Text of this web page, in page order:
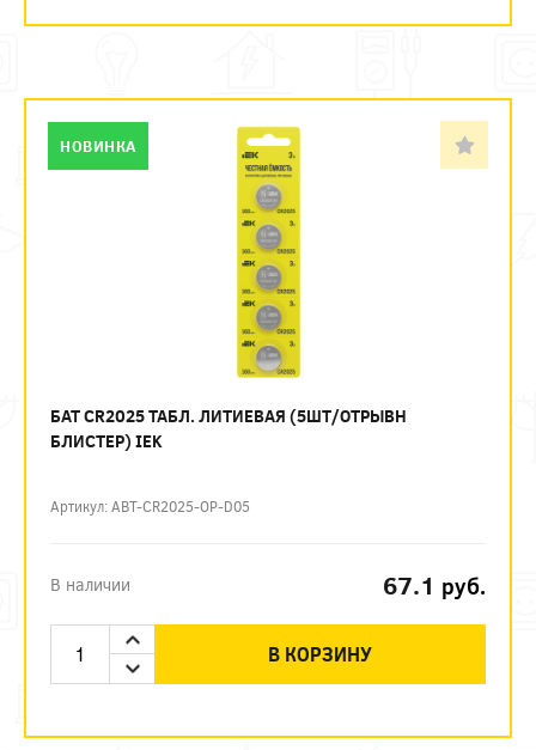
БАТ CR2025 ТАБЛ. ЛИТИЕВАЯ (5ШТ/ОТРЫВН
БЛИСТЕР) IEK
Артикул: ABT-CR2025-OP-D05
В наличии 67.1 руб.
В КОРЗИНУ
НОВИНКА